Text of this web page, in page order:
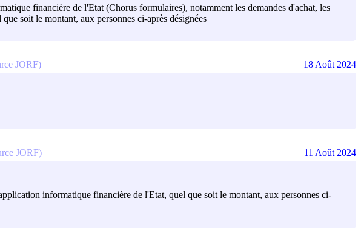
financière de l'Etat (Chorus formulaires), notamment les demandes d'achat, les
soit le montant, aux personnes ci-après désignées
JORF) 18 Août 2024
informatique financière de l'Etat, quel que soit le montant, aux personnes ci-
JORF) 11 Août 2024